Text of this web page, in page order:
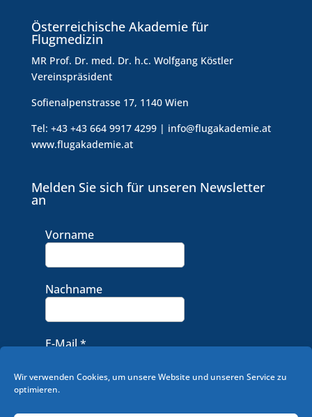
Wir verwenden Cookies, um unsere Website und unseren Service zu
optimieren.
Österreichische Akademie für
Flugmedizin
MR Prof. Dr. med. Dr. h.c. Wolfgang Köstler
Vereinspräsident
Sofienalpenstrasse 17, 1140 Wien
Tel: +43 +43 664 9917 4299 | info@flugakademie.at
www.flugakademie.at
Melden Sie sich für unseren Newsletter
an
Vorname
Nachname
E-Mail*